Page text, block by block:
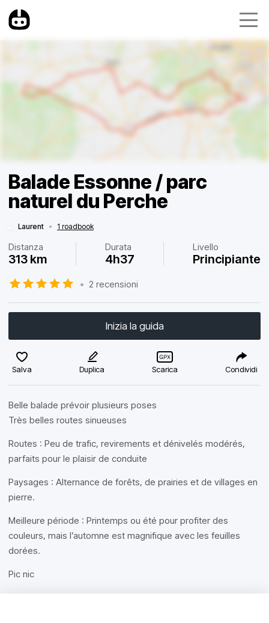
Balade Essonne / parc
naturel du Perche
Laurent • 1 roadbook
Distanza
313 km
Durata
4h37
Livello
Principiante
• 2 recensioni
Inizia la guida
Salva Duplica Scarica Condividi
Belle balade prévoir plusieurs poses
Très belles routes sinueuses
Routes : Peu de trafic, revirements et dénivelés modérés,
parfaits pour le plaisir de conduite
Paysages : Alternance de forêts, de prairies et de villages en
pierre.
Meilleure période : Printemps ou été pour profiter des
couleurs, mais l’automne est magnifique avec les feuilles
dorées.
Pic nic